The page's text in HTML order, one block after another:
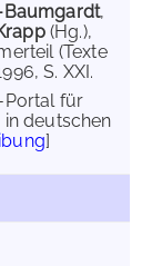
Baumgardt,
(Hg.),
(Texte
S. XXI.
für
deutschen
]